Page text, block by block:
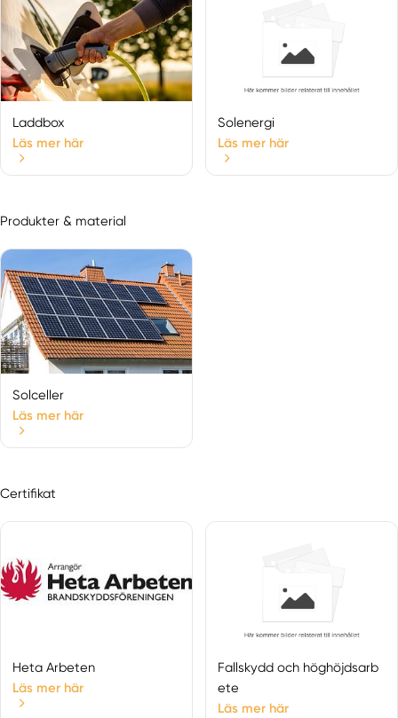
Laddbox
Läs mer här
Solenergi
Läs mer här
Produkter & material
Solceller
Läs mer här
Certifikat
Heta Arbeten
Läs mer här
Fallskydd och höghöjdsarb
ete
Läs mer här